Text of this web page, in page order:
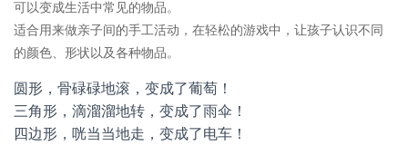
可以变成生活中常见的物品。
适合用来做亲子间的手工活动，在轻松的游戏中，让孩子认识不同
的颜色、形状以及各种物品。
圆形，骨碌碌地滚，变成了葡萄！
三角形，滴溜溜地转，变成了雨伞！
四边形，咣当当地走，变成了电车！